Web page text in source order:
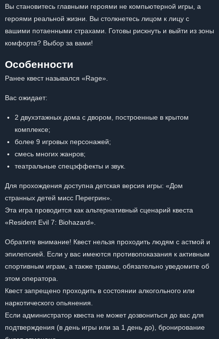
Вы становитесь главными героями не компьютерной игры, а
героями реальной жизни. Вы столкнетесь лицом к лицу с
вашими потаенными страхами. Готовы рискнуть и выйти из зоны
комфорта? Выбор за вами!
Особенности
Ранее квест назывался «Rage».
Вас ожидает:
2 двухэтажных дома с двором, построенные в крытом
комплексе;
более 9 игровых персонажей;
смесь многих жанров;
театральные спецэффекты и звук.
Для прохождения доступна детская версия игры: «Дом
странных детей мисс Перегрин».
Эта игра проводится как альтернативный сценарий квеста
«Resident Evil 7: Biohazard».
Обратите внимание! Квест нельзя проходить людям с астмой и
эпилепсией. Если у вас имеются противопоказания к активным
спортивным играм, а также травмы, обязательно уведомите об
этом оператора.
Квест запрещено проходить в состоянии алкогольного или
наркотического опьянения.
Если администратор квеста не может дозвониться до вас для
подтверждения (в день игры или за 1 день до), бронирование